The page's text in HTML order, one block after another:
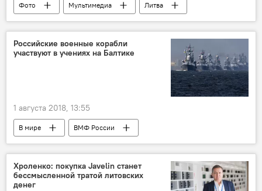
Фото Мультимедиа
Литва
кино
кинотеатр
Дворец великих князей литовских
Вильнюс
Российские военные корабли
участвуют в учениях на Балтике
1 августа 2018, 13:55
В мире
ВМФ России
День Военно-морского флота (ВМФ) России
Балтийское море
Хроленко: покупка Javelin станет
бессмысленной тратой литовских
денег